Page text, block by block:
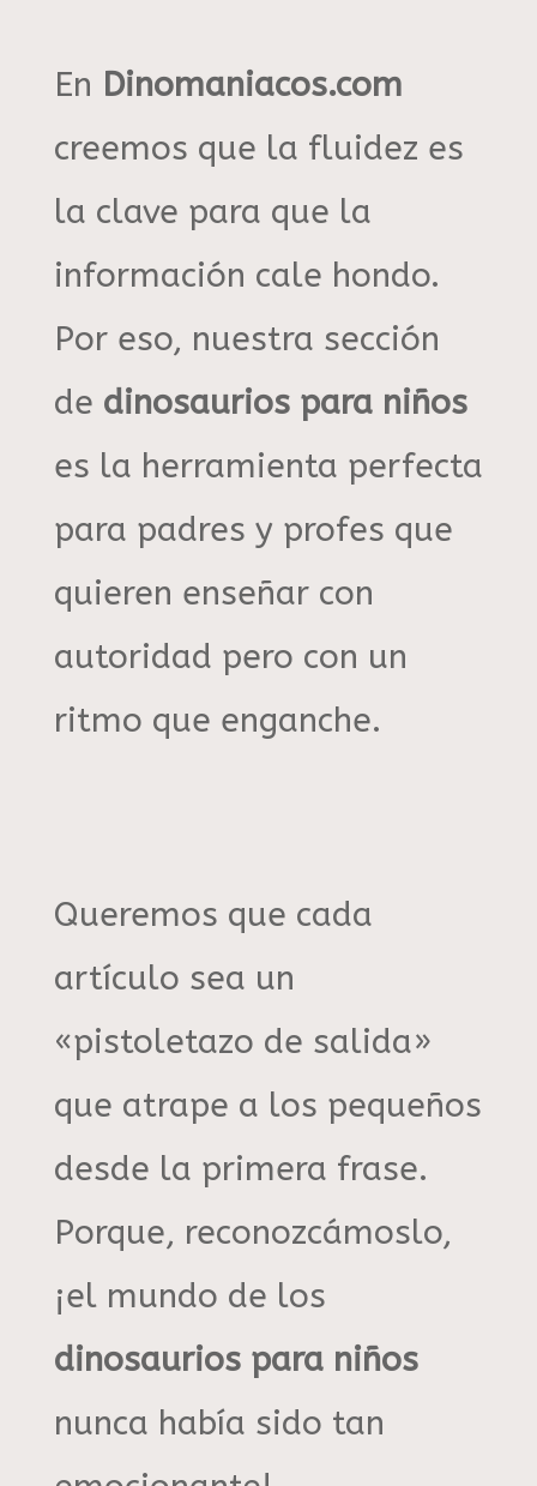
En Dinomaniacos.com
creemos que la fluidez es
la clave para que la
información cale hondo.
Por eso, nuestra sección
de dinosaurios para niños
es la herramienta perfecta
para padres y profes que
quieren enseñar con
autoridad pero con un
ritmo que enganche.
Queremos que cada
artículo sea un
«pistoletazo de salida»
que atrape a los pequeños
desde la primera frase.
Porque, reconozcámoslo,
¡el mundo de los
dinosaurios para niños
nunca había sido tan